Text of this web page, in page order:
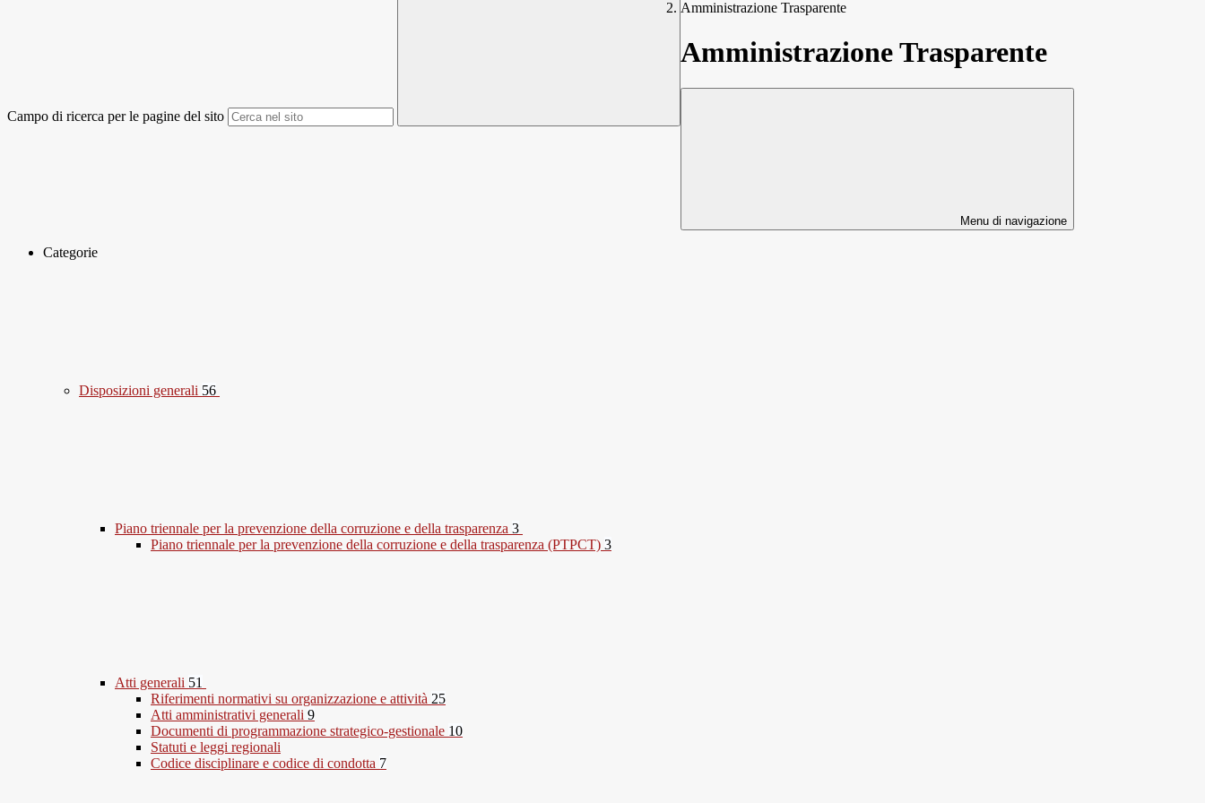
Campo di ricerca per le pagine del sito
Amministrazione Trasparente
Amministrazione Trasparente
Menu di navigazione
Categorie
Disposizioni generali 56
Piano triennale per la prevenzione della corruzione e della trasparenza 3
Piano triennale per la prevenzione della corruzione e della trasparenza (PTPCT) 3
Atti generali 51
Riferimenti normativi su organizzazione e attività 25
Atti amministrativi generali 9
Documenti di programmazione strategico-gestionale 10
Statuti e leggi regionali
Codice disciplinare e codice di condotta 7